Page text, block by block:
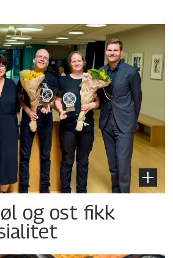
og ost fikk